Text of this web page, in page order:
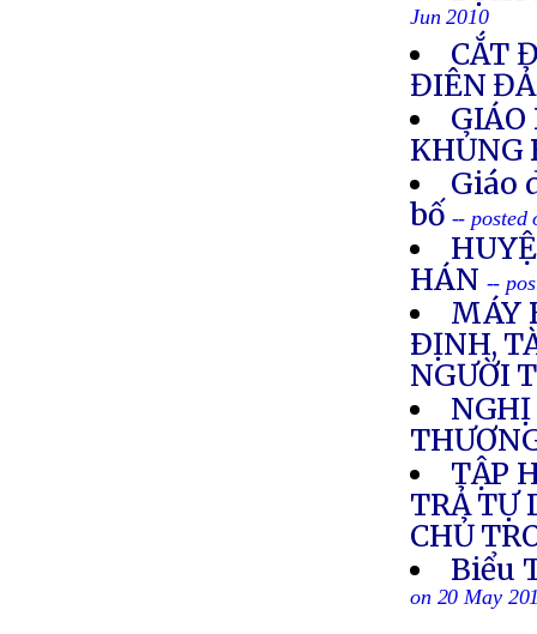
Jun 2010
CẮT
ĐIÊN
GIÁO
KHỦNG
Giáo
bố -- posted
HÁN --
MÁY
ÐỊNH,
NGƯỜI
TẬP
TRẢ TỰ
CHỦ
Biểu
on 20 May